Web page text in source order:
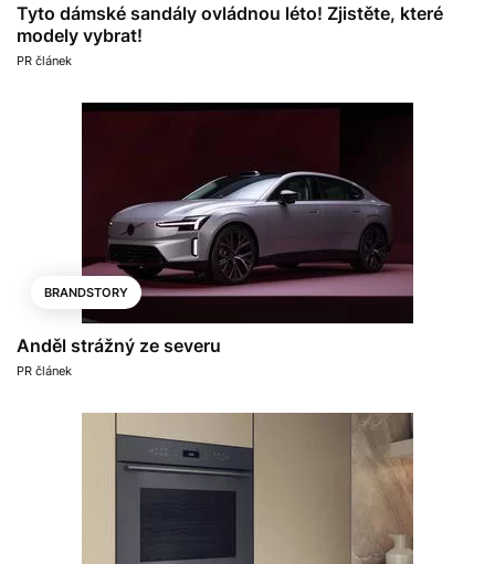
Tyto dámské sandály ovládnou léto! Zjistěte, které
modely vybrat!
PR článek
BRANDSTORY
Anděl strážný ze severu
PR článek